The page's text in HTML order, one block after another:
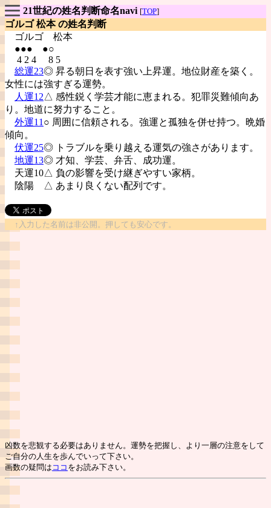
21世紀の姓名判断命名navi [TOP]
ゴルゴ 松本 の姓名判断
ゴルゴ 松本
●●● ●○
4 2 4 8 5
総運23◎ 昇る朝日を表す強い上昇運。地位財産を築く。
女性には強すぎる運勢。
人運12△ 感性鋭く学芸才能に恵まれる。犯罪災難傾向あ
り。地道に努力すること。
外運11 ○ 周囲に信頼される。強運と孤独を併せ持つ。晩婚
傾向。
伏運25◎ トラブルを乗り越える運気の強さがあります。
地運13◎ 才知、学芸、弁舌、成功運。
天運10△ 負の影響を受け継ぎやすい家柄。
陰陽
△ あまり良くない配列です。
↑入力した名前は非公開。押しても安心です。
凶数を悲観する必要はありません。運勢を把握し、より一層の注意をして
ご自分の人生を歩んでいって下さい。
画数の疑問は ココ をお読み下さい。